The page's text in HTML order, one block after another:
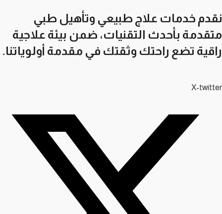
نقدم خدمات علاج طبيعي وتأهيل طبي
متقدمة بأحدث التقنيات، ضمن بيئة علاجية
راقية تضع راحتك وثقتك في مقدمة أولوياتنا.
X-twitter